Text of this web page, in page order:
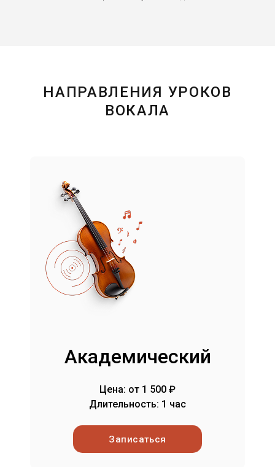
НАПРАВЛЕНИЯ УРОКОВ
ВОКАЛА
Академический
Цена: от 1 500 ₽
Длительность: 1 час
Записаться